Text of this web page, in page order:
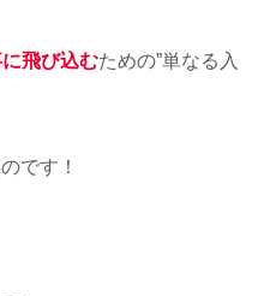
飛び込むための”単なる入
です！